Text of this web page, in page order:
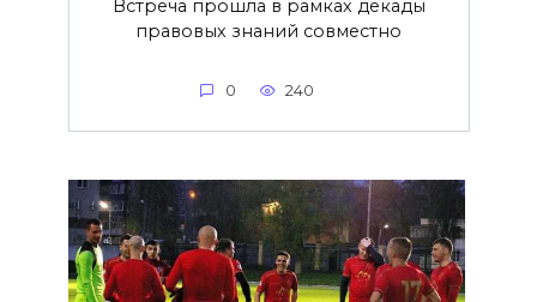
Встреча прошла в рамках декады
правовых знаний совместно
0 240